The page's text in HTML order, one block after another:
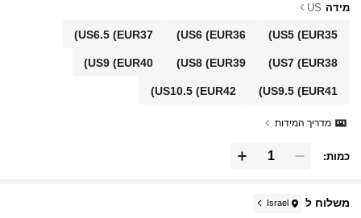
מידה US
US5 (EUR35)
US6(EUR36)
US6.5 (EUR37)
US7 (EUR38)
US8(EUR39)
US9 (EUR40)
US9.5 (EUR41)
US10.5(EUR42)
מדריך המידות
כמות:
משלוח ל Israel